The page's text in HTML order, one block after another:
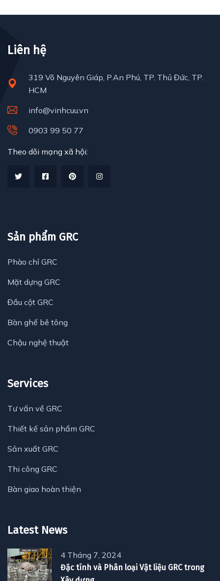
Liên hệ
319 Võ Nguyên Giáp, P.An Phú, TP. Thủ Đức, TP.
HCM
info@vinhcuu.vn
0903 99 50 77
Theo dõi mạng xã hội:
Sản phẩm GRC
Phào chỉ GRC
Mặt dựng GRC
Đầu cột GRC
Bàn ghế bê tông
Chậu nghệ thuật
Services
Tư vấn về GRC
Thiết kế sản phẩm GRC
Sản xuất GRC
Thi công GRC
Bàn giao hoàn thiện
Latest News
4 Tháng 7, 2024
Đặc tính và Phân loại Vật liệu GRC trong